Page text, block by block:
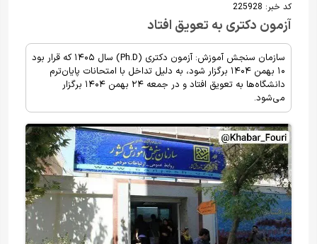
کد خبر: 225928
آزمون دکتری به تعویق افتاد
سازمان سنجش آموزش: آزمون دکتری (Ph.D) سال ۱۴۰۵ که قرار بود
۱۰ بهمن ۱۴۰۴ برگزار شود، به دلیل تداخل با امتحانات پایان‌ترم
دانشگاه‌ها به تعویق افتاد و در جمعه ۲۴ بهمن ۱۴۰۴ برگزار
می‌شود.